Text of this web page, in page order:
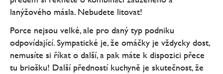
lanýžového másla. Nebudete litovat!
Porce nejsou velké, ale pro daný typ podniku
odpovídající. Sympatické je, že omáčky je vždycky dost,
nemusíte si říkat o další, a pak máte k dispozici přece
tu briošku! Další předností kuchyně je skutečnost, že